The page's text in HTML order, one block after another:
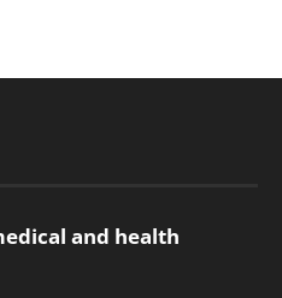
and health